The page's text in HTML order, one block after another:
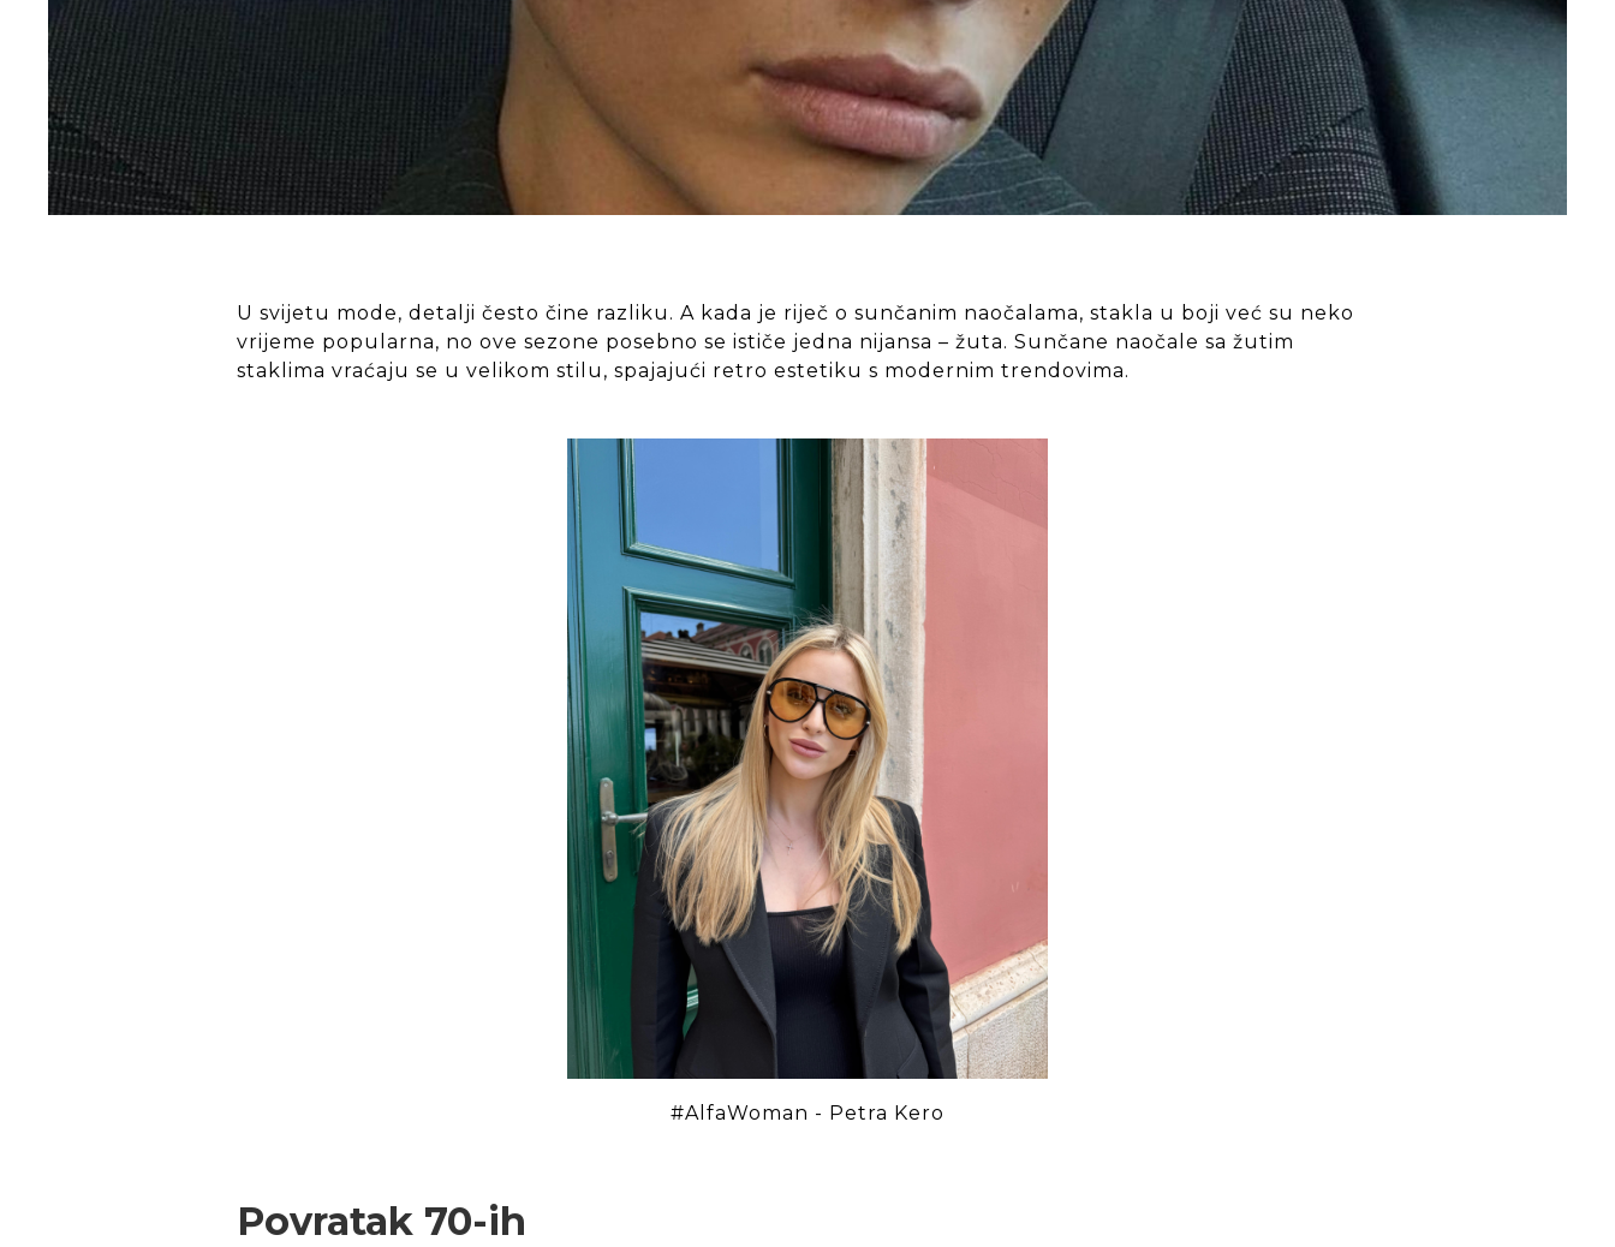
U svijetu mode, detalji često čine razliku. A kada je riječ o sunčanim naočalama, stakla u boji već su neko
vrijeme popularna, no ove sezone posebno se ističe jedna nijansa – žuta. Sunčane naočale sa žutim
staklima vraćaju se u velikom stilu, spajajući retro estetiku s modernim trendovima.
#AlfaWoman - Petra Kero
Povratak 70-ih